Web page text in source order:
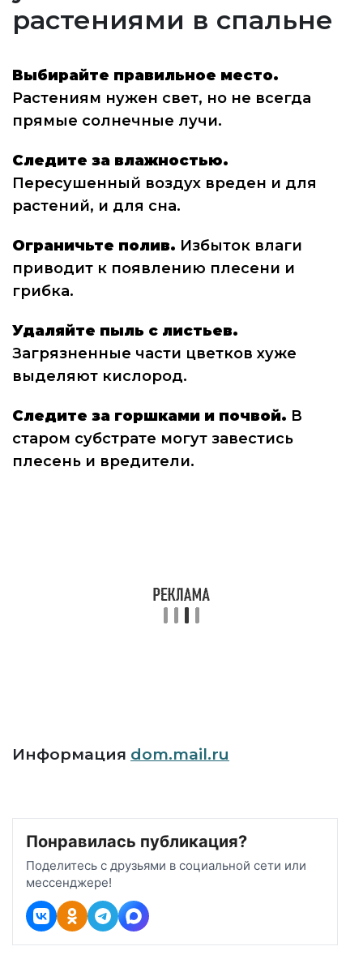
растениями в спальне
Выбирайте правильное место.
Растениям нужен свет, но не всегда
прямые солнечные лучи.
Следите за влажностью.
Пересушенный воздух вреден и для
растений, и для сна.
Ограничьте полив. Избыток влаги
приводит к появлению плесени и
грибка.
Удаляйте пыль с листьев.
Загрязненные части цветков хуже
выделяют кислород.
Следите за горшками и почвой. В
старом субстрате могут завестись
плесень и вредители.
Информация dom.mail.ru
Понравилась публикация?
Поделитесь с друзьями в социальной сети или
мессенджере!